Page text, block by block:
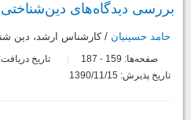
بررسی دیدگاه‌های دین‌شناختی
حامد حسینیان / كارشناس ارشد، دين
صفحه‌ها: 159
-
تاریخ دریافت: 1390/04/03
تاریخ پذیرش: 1390/11/15